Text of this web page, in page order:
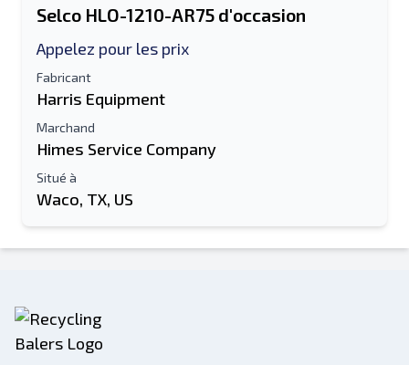
Selco HLO-1210-AR75 d'occasion
Appelez pour les prix
Fabricant
Harris Equipment
Marchand
Himes Service Company
Situé à
Waco, TX, US